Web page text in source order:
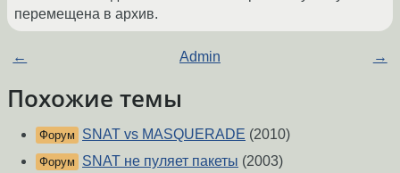
перемещена в архив.
← Admin →
Похожие темы
Форум SNAT vs MASQUERADE (2010)
Форум SNAT не пуляет пакеты (2003)